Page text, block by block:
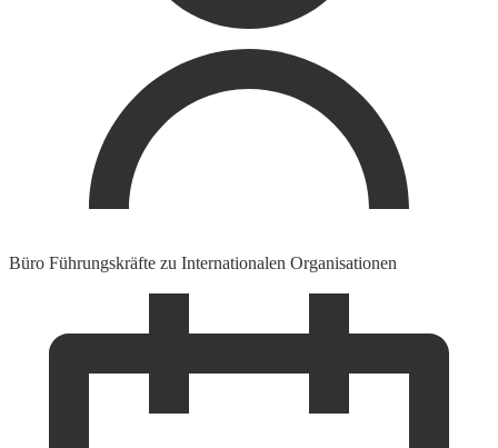
Büro Führungskräfte zu Internationalen Organisationen